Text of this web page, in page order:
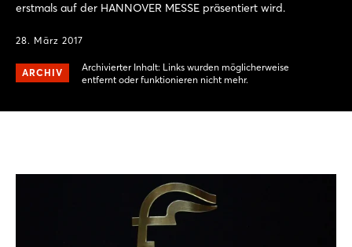
erstmals auf der HANNOVER MESSE präsentiert wird.
28. März 2017
ARCHIV
Archivierter Inhalt: Links wurden möglicherweise
entfernt oder funktionieren nicht mehr.